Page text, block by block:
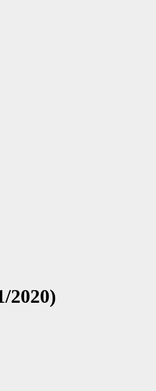
2020)